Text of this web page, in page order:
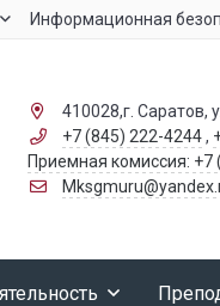
Информационная
410028,г. Саратов,
+7 (845) 222-4244 ,
Приемная комиссия: +7